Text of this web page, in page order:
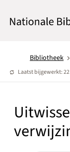
Bibliotheek
Laatst bijgewerkt: